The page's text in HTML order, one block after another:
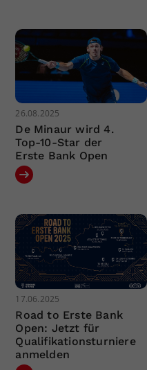
26.08.2025
De Minaur wird 4.
Top-10-Star der
Erste Bank Open
17.06.2025
Road to Erste Bank
Open: Jetzt für
Qualifikationsturniere
anmelden